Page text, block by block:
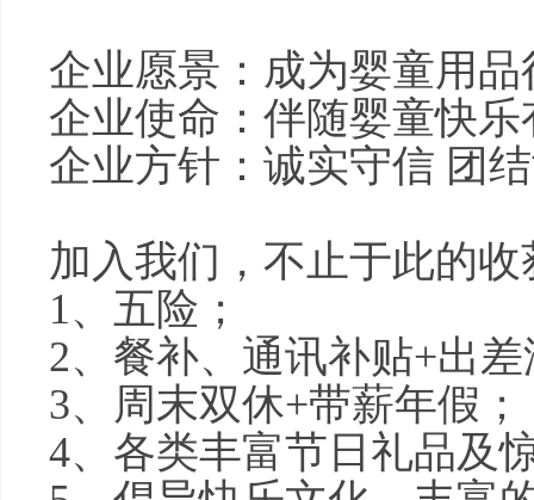
企业愿景：成为婴童用
企业使命：伴随婴童快乐
企业方针：诚实守信 团
加入我们，不止于此的
1、五险；
2、餐补、通讯补贴+出
3、周末双休+带薪年假；
4、各类丰富节日礼品及